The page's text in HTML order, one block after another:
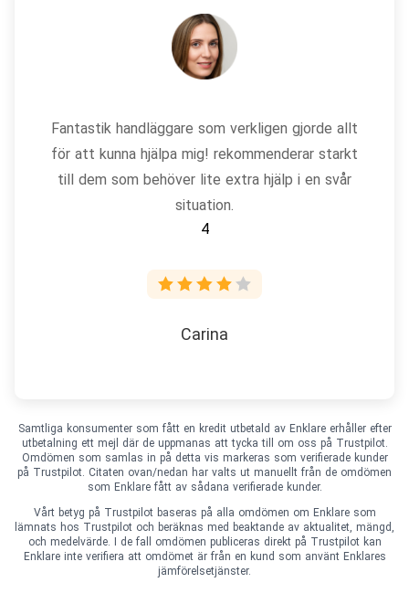
Fantastik handläggare som verkligen gjorde allt
för att kunna hjälpa mig! rekommenderar starkt
till dem som behöver lite extra hjälp i en svår
situation.
4
Carina
Samtliga konsumenter som fått en kredit utbetald av Enklare erhåller efter
utbetalning ett mejl där de uppmanas att tycka till om oss på Trustpilot.
Omdömen som samlas in på detta vis markeras som verifierade kunder
på Trustpilot. Citaten ovan/nedan har valts ut manuellt från de omdömen
som Enklare fått av sådana verifierade kunder.
Vårt betyg på Trustpilot baseras på alla omdömen om Enklare som
lämnats hos Trustpilot och beräknas med beaktande av aktualitet, mängd,
och medelvärde. I de fall omdömen publiceras direkt på Trustpilot kan
Enklare inte verifiera att omdömet är från en kund som använt Enklares
jämförelsetjänster.